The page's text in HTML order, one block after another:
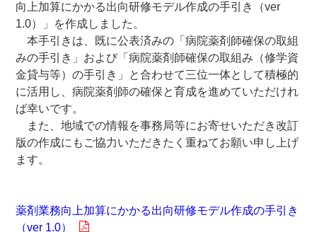
向上加算にかかる出向研修モデル作成の手引き（ver
1.0）」を作成しました。
本手引きは、既に公表済みの「病院薬剤師確保の取組
みの手引き」および「病院薬剤師確保の取組み（修学資
金貸与等）の手引き」と合わせて三位一体として積極的
に活用し、病院薬剤師の確保と育成を進めていただけれ
ば幸いです。
また、地域での情報を事務局等にお寄せいただき改訂
版の作成にもご協力いただきたく重ねてお願い申し上げ
ます。
薬剤業務向上加算にかかる出向研修モデル作成の手引き
（ver 1.0）